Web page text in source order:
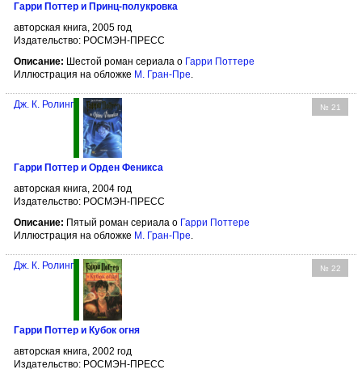
Гарри Поттер и Принц-полукровка
авторская книга, 2005 год
Издательство: РОСМЭН-ПРЕСС
Описание: Шестой роман сериала о Гарри Поттере
Иллюстрация на обложке М. Гран-Пре.
№ 21
Дж. К. Ролинг
Гарри Поттер и Орден Феникса
авторская книга, 2004 год
Издательство: РОСМЭН-ПРЕСС
Описание: Пятый роман сериала о Гарри Поттере
Иллюстрация на обложке М. Гран-Пре.
№ 22
Дж. К. Ролинг
Гарри Поттер и Кубок огня
авторская книга, 2002 год
Издательство: РОСМЭН-ПРЕСС